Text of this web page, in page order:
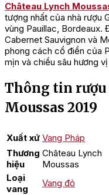
Château Lynch
tượng nhất của nhà rượu
vùng Pauillac, Bordeaux.
Cabernet Sauvignon và
phong cách cổ điển của
mịn và chiều sâu hương
Thông tin rượu
Moussas 2019
Xuất xứ Vang Pháp
Thương
hiệu
Château Lynch
Moussas
Loại
vang
Vang đỏ